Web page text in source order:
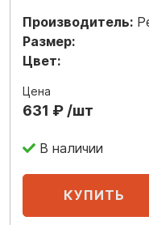
Производитель:
Размер:
Цвет:
Цена
631 ₽ /шт
В наличии